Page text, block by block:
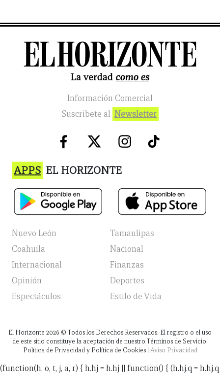
Información Comercial
Suscribete al Newsletter
APPS EL HORIZONTE
Nuevo León
Tamaulipas
Coahuila
Nacional
Internacional
Finanzas
Opinión
Deportes
Espectáculos
Estilo de Vida
El Horizonte 2026 © Todos los Derechos Reservados. El registro o el uso
de este sitio constituye la aceptación de nuestro Términos de Servicio,
Política de Privacidad y Política de Cookies | Aviso Privacidad
(function(h, o, t, j, a, r) { h.hj = h.hj || function() { (h.hj.q = h.hj.q